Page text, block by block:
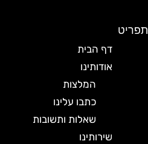
תפריט
דף הבית
אודותינו
המלצות
כתבו עלינו
שאלות ותשובות
שירותינו